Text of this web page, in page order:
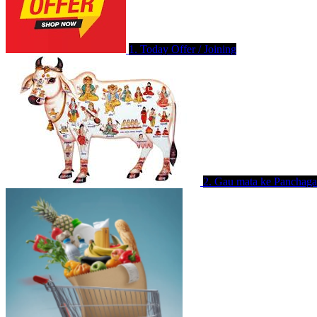
1. Today Offer / Joining
2. Gau mata ke